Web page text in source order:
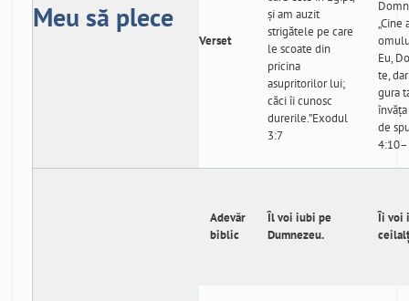
Meu să plece
Verset
şi am auzit
strigătele pe care
le scoate din
pricina
asupritorilor lui;
căci îi cunosc
durerile.”Exodul
3:7
„Cine
Eu,
te,
gura
de
Adevăr
biblic
Îl voi iubi pe
Dumnezeu.
Îi voi